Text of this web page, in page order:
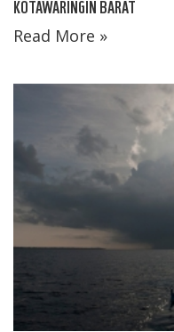
KOTAWARINGIN BARAT
Read More »